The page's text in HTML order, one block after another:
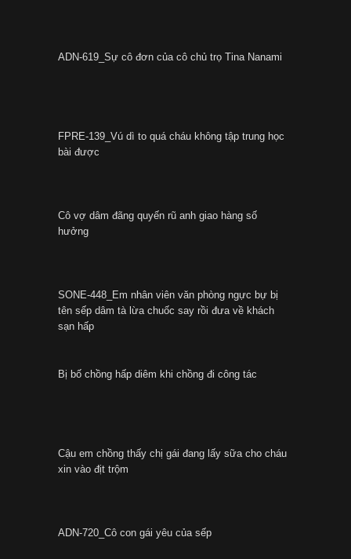
ADN-619_Sự cô đơn của cô chủ trọ Tina Nanami
FPRE-139_Vú dì to quá cháu không tập trung học
bài được
Cô vợ dâm đãng quyến rũ anh giao hàng số
hưởng
SONE-448_Em nhân viên văn phòng ngực bự bị
tên sếp dâm tà lừa chuốc say rồi đưa về khách
sạn hấp
Bị bố chồng hấp diêm khi chồng đi công tác
Cậu em chồng thấy chị gái đang lấy sữa cho cháu
xin vào địt trộm
ADN-720_Cô con gái yêu của sếp